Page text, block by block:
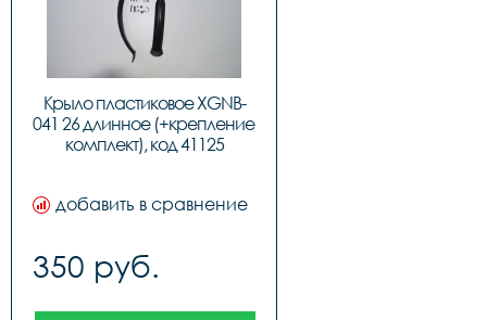
Крыло пластиковое XGNB-
041 26 длинное (+крепление
комплект), код 41125
добавить в сравнение
350 руб.